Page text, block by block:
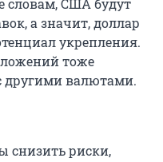
словам, США будут
а значит, доллар
укрепления.
тоже
другими валютами.
риски,